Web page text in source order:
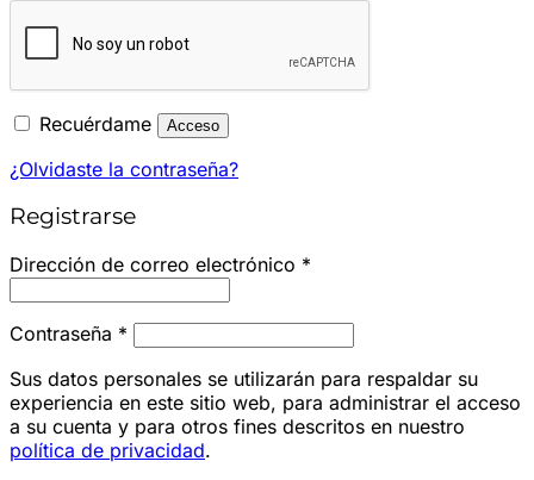
Recuérdame Acceso
¿Olvidaste la contraseña?
Registrarse
Dirección de correo electrónico *
Contraseña *
Sus datos personales se utilizarán para respaldar su
experiencia en este sitio web, para administrar el acceso
a su cuenta y para otros fines descritos en nuestro
política de privacidad.